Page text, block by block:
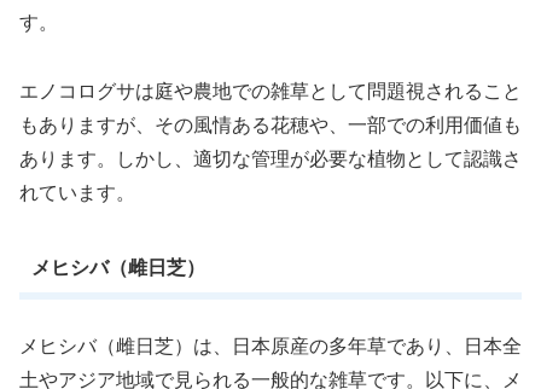
す。
エノコログサは庭や農地での雑草として問題視されること
もありますが、その風情ある花穂や、一部での利用価値も
あります。しかし、適切な管理が必要な植物として認識さ
れています。
メヒシバ（雌日芝）
メヒシバ（雌日芝）は、日本原産の多年草であり、日本全
土やアジア地域で見られる一般的な雑草です。以下に、メ